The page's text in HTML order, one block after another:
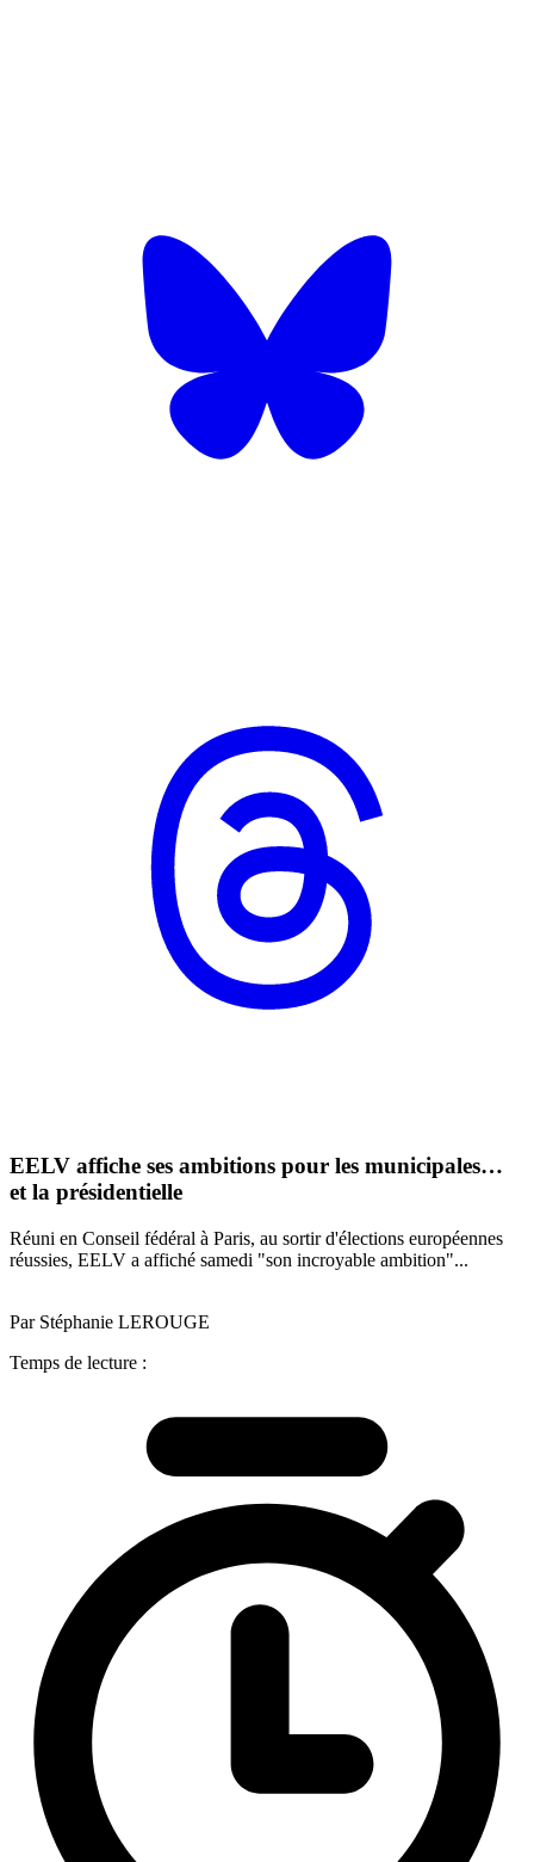
EELV affiche ses ambitions pour les municipales…
et la présidentielle
Réuni en Conseil fédéral à Paris, au sortir d'élections européennes
réussies, EELV a affiché samedi "son incroyable ambition"...
Par Stéphanie LEROUGE
Temps de lecture :